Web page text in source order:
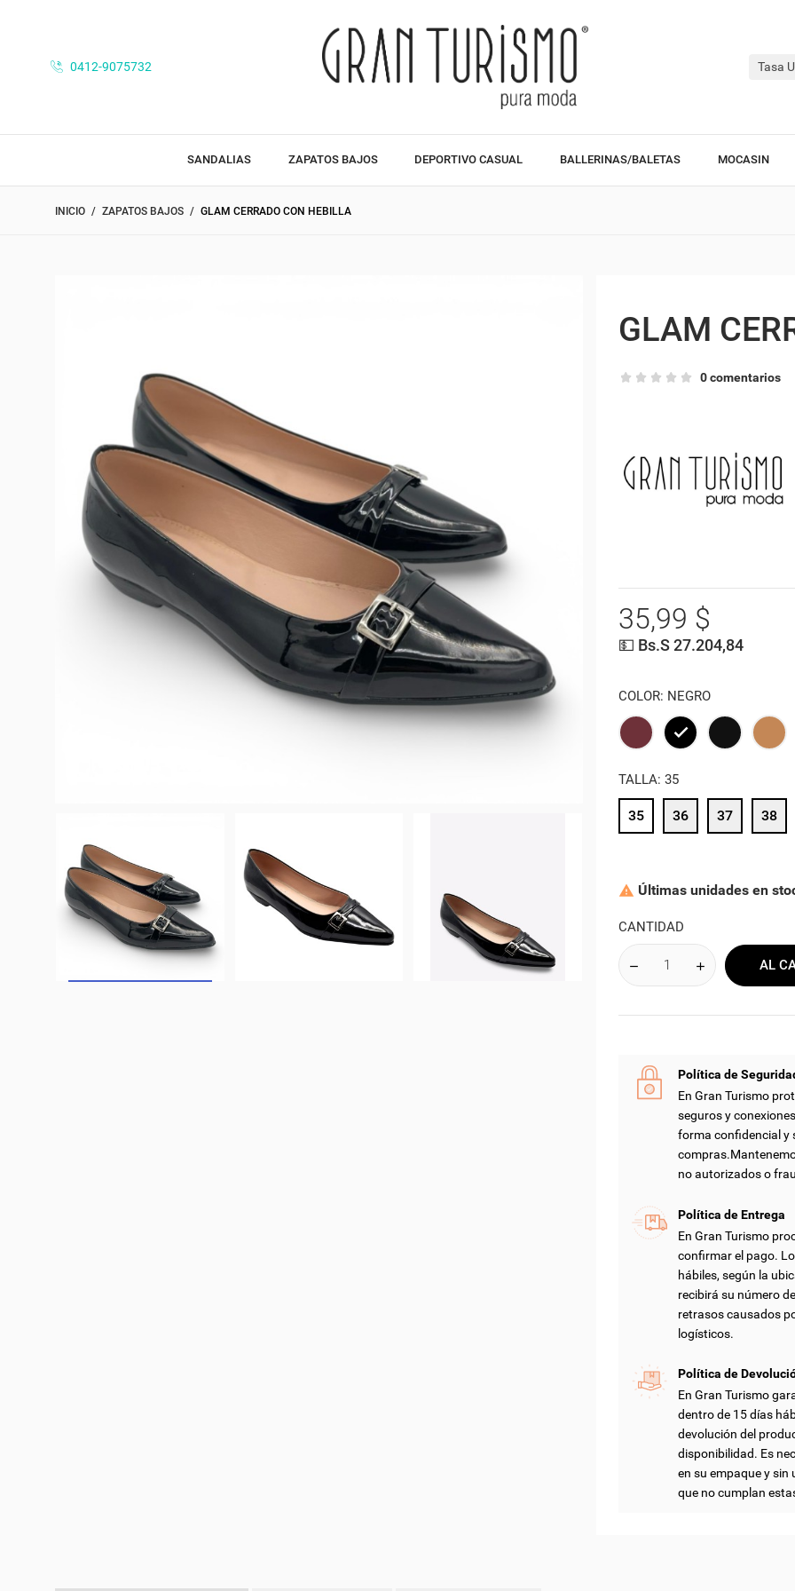
0412-9075732 Tasa
SANDALIAS ZAPATOS BAJOS DEPORTIVO CASUAL BALLERINAS/BALETAS MOCASIN
INICIO ZAPATOS BAJOS GLAM CERRADO CON HEBILLA
GLAM
0 comentarios
35,99 $
💵 Bs.S 27.204,84
COLOR: NEGRO
VINOTINTONEGRONEGRO
TALLA: 35
35 36 37 38
 Últimas unidades en
CANTIDAD
AL
Política de
En Gran Turismo
seguros y
forma confidencial y
no autorizados o
Política de Entrega
En Gran Turismo
confirmar el pago.
hábiles, según la
recibirá su número
retrasos causados
logísticos.
Política de
En Gran Turismo
dentro de 15 días
devolución del
disponibilidad. Es
en su empaque y sin
que no cumplan